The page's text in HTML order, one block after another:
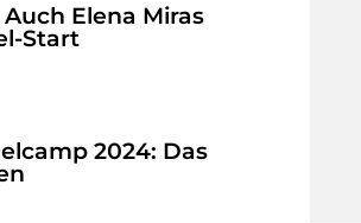
Elena Miras
Start
2024: Das